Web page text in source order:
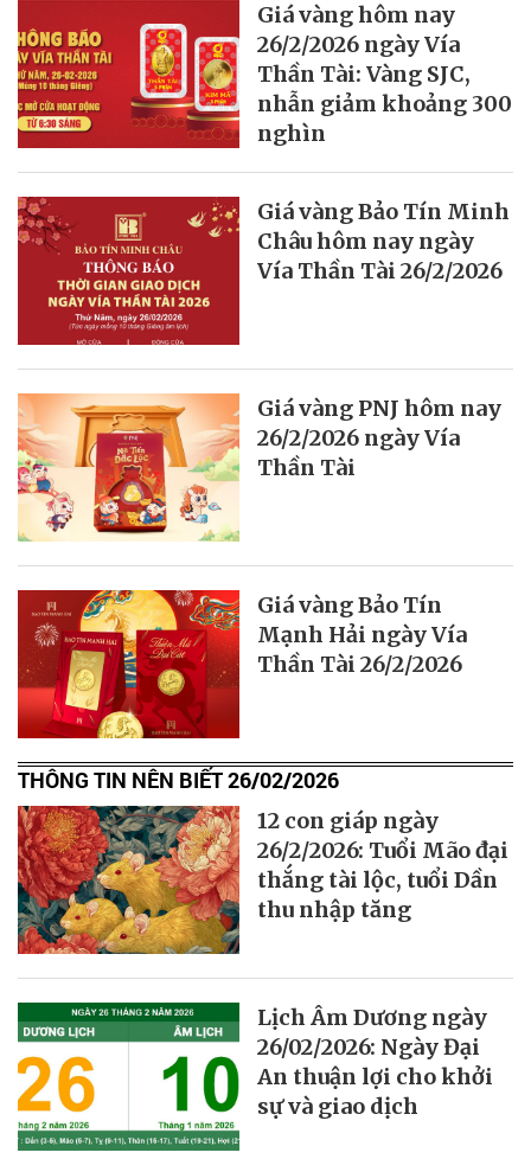
Giá vàng hôm nay
26/2/2026 ngày Vía
Thần Tài: Vàng SJC,
nhẫn giảm khoảng 300
nghìn
Giá vàng Bảo Tín Minh
Châu hôm nay ngày
Vía Thần Tài 26/2/2026
Giá vàng PNJ hôm nay
26/2/2026 ngày Vía
Thần Tài
Giá vàng Bảo Tín
Mạnh Hải ngày Vía
Thần Tài 26/2/2026
THÔNG TIN NÊN BIẾT 26/02/2026
12 con giáp ngày
26/2/2026: Tuổi Mão đại
thắng tài lộc, tuổi Dần
thu nhập tăng
Lịch Âm Dương ngày
26/02/2026: Ngày Đại
An thuận lợi cho khởi
sự và giao dịch